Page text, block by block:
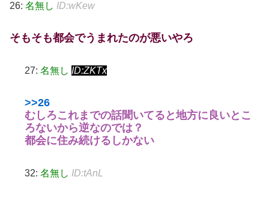
26: 名無し ID:wKew
そもそも都会でうまれたのが悪いやろ
27: 名無し ID:ZKTx
>>26
むしろこれまでの話聞いてると地方に良いとこ
ろないから逆なのでは？
都会に住み続けるしかない
32: 名無し ID:tAnL